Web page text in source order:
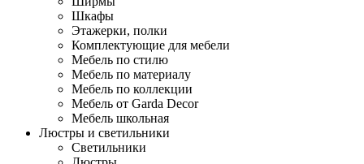
Шкафы
Этажерки, полки
Комплектующие для мебели
Мебель по стилю
Мебель по материалу
Мебель по коллекции
Мебель от Garda Decor
Мебель школьная
Люстры и светильники
Светильники